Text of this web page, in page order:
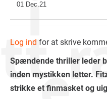
01 Dec.21
Log ind for at skrive
Spændende thriller leder
inden mystikken letter.
strikke et finmasket og